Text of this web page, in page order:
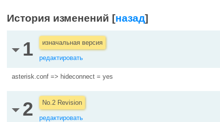
История изменений [назад]
1 изначальная версия
редактировать
asterisk.conf => hideconnect = yes
2 No.2 Revision
редактировать